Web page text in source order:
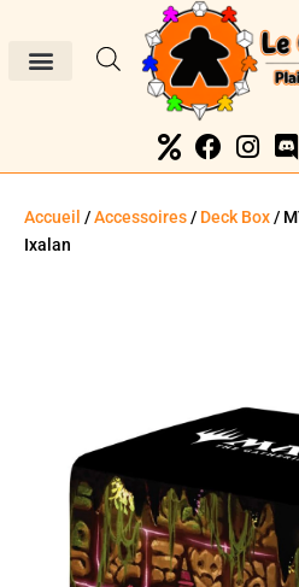
Accueil /Accessoires/ Deck Box/
Ixalan